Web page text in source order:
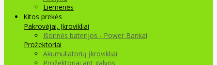
Liemenės
Kitos prekės
Pakrovėjai, Įkrovikliai
Išorinės baterijos - Power Bankai
Prožektoriai
Akumuliatorių įkrovikliai
Prožektoriai ant galvos